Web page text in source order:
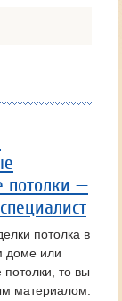
потолки —
потолка в
доме или
то вы
материалом.